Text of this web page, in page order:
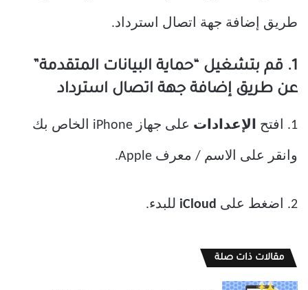
طريق إضافة جهة اتصال استرداد.
1. قم بتشغيل “حماية البيانات المتقدمة”
عن طريق إضافة جهة اتصال استرداد
1. افتح الإعدادات على جهاز iPhone الخاص بك
وانقر على الاسم / معرف Apple.
2. اضغط على iCloud للبدء.
مقالات ذات صلة